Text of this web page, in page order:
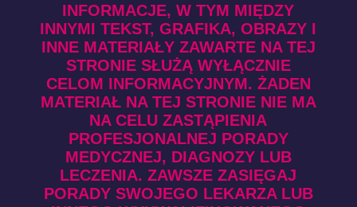
INFORMACJE, W TYM MIĘDZY
INNYMI TEKST, GRAFIKA, OBRAZY I
INNE MATERIAŁY ZAWARTE NA TEJ
STRONIE SŁUŻĄ WYŁĄCZNIE
CELOM INFORMACYJNYM. ŻADEN
MATERIAŁ NA TEJ STRONIE NIE MA
NA CELU ZASTĄPIENIA
PROFESJONALNEJ PORADY
MEDYCZNEJ, DIAGNOZY LUB
LECZENIA. ZAWSZE ZASIĘGAJ
PORADY SWOJEGO LEKARZA LUB